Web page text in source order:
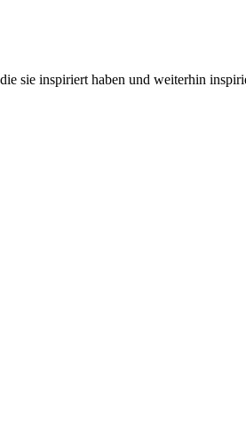
sie inspiriert haben und weiterhin